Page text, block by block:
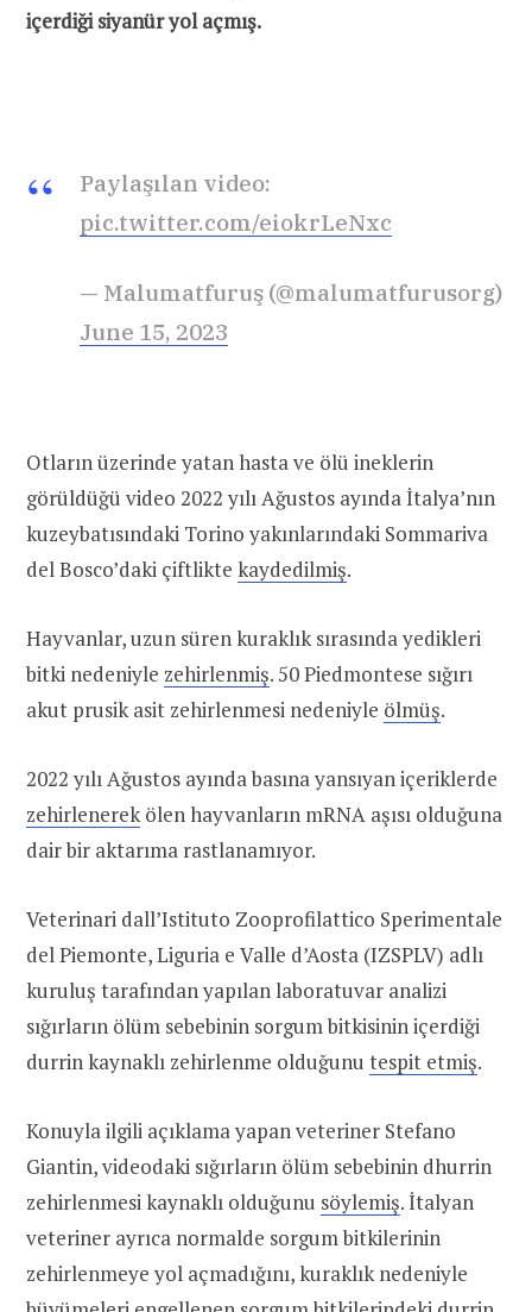
içerdiği siyanür yol açmış.
Paylaşılan video:
pic.twitter.com/eiokrLeNxc
— Malumatfuruş (@malumatfurusorg)
June 15, 2023
Otların üzerinde yatan hasta ve ölü ineklerin
görüldüğü video 2022 yılı Ağustos ayında İtalya’nın
kuzeybatısındaki Torino yakınlarındaki Sommariva
del Bosco’daki çiftlikte kaydedilmiş.
Hayvanlar, uzun süren kuraklık sırasında yedikleri
bitki nedeniyle zehirlenmiş. 50 Piedmontese sığırı
akut prusik asit zehirlenmesi nedeniyle ölmüş.
2022 yılı Ağustos ayında basına yansıyan içeriklerde
zehirlenerekölen hayvanların mRNA aşısı olduğuna
dair bir aktarıma rastlanamıyor.
Veterinari dall’Istituto Zooprofilattico Sperimentale
del Piemonte, Liguria e Valle d’Aosta (IZSPLV) adlı
kuruluş tarafından yapılan laboratuvar analizi
sığırların ölüm sebebinin sorgum bitkisinin içerdiği
durrin kaynaklı zehirlenme olduğunu tespit etmiş.
Konuyla ilgili açıklama yapan veteriner Stefano
Giantin, videodaki sığırların ölüm sebebinin dhurrin
zehirlenmesi kaynaklı olduğunu söylemiş. İtalyan
veteriner ayrıca normalde sorgum bitkilerinin
zehirlenmeye yol açmadığını, kuraklık nedeniyle